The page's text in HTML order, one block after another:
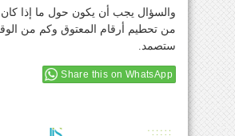
والسؤال يجب أن يكون حول ما إذا
من تحطيم أرقام المعتوق وكم من
ستصمد.
Share this on WhatsApp